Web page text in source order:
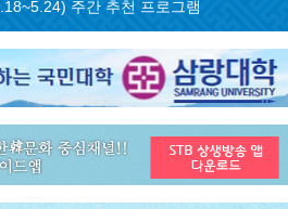
장애 복구 안내
주간 추천 프로그램
주(4.27~5.3) 주간 추천 프로그램
주간 추천 프로그램
주간 추천 프로그램
주간 추천 프로그램
주간 추천 프로그램